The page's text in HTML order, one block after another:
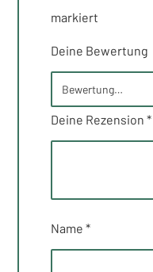
markiert
Deine Bewertung
Deine Rezension*
Name*